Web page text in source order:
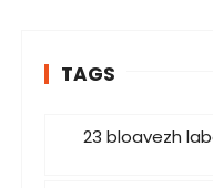
TAGS
23 bloavezh